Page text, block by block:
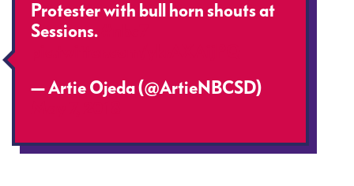
Protester with bull horn shouts at
Sessions.
— Artie Ojeda (@ArtieNBCSD)